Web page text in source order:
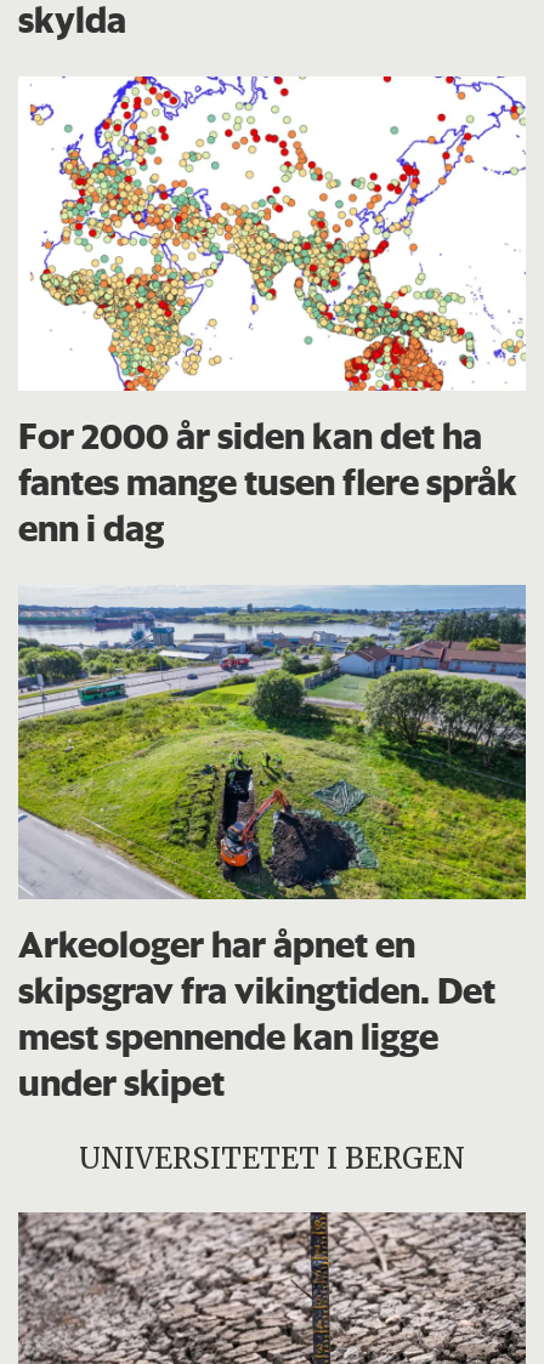
skylda
For 2000 år siden kan det ha
fantes mange tusen flere språk
enn i dag
Arkeologer har åpnet en
skipsgrav fra vikingtiden. Det
mest spennende kan ligge
under skipet
UNIVERSITETET I BERGEN